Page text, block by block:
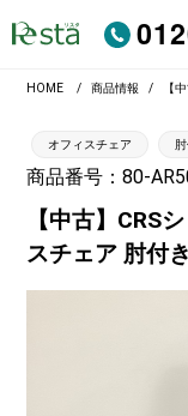
HOME 商品情報 【
オフィスチェア
商品番号：80-
【中古】CRS
スチェア 肘付